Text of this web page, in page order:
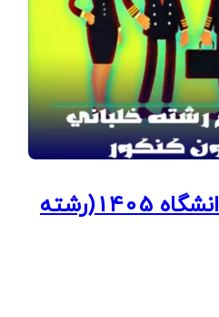
رشته هوانوردی در دانشگاه 1405(رشته